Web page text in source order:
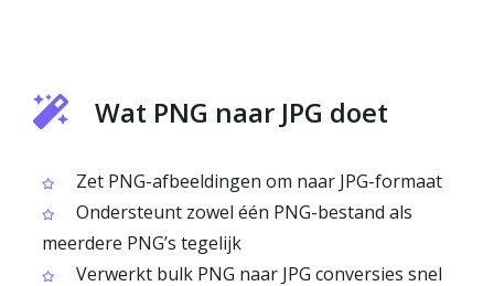
Wat PNG naar JPG doet
Zet PNG-afbeeldingen om naar JPG-formaat
Ondersteunt zowel één PNG-bestand als
meerdere PNG’s tegelijk
Verwerkt bulk PNG naar JPG conversies snel